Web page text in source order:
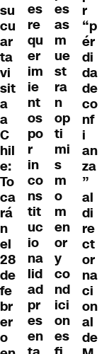
su
cu
ar
ta
vi
sit
a
a
C
hil
e:
To
ca
rá
n
el
28
de
fe
br
er
o
es
re
qu
er
im
ie
nt
os
po
r
in
co
ns
tit
uc
io
na
lid
ad
pr
es
en
es
as
m
ue
st
ra
n
op
ti
mi
s
m
o
m
en
or
y
co
nd
ici
on
es
r
“p
ér
di
da
de
co
nf
i
an
za
”
al
di
re
ct
or
na
ci
on
al
de